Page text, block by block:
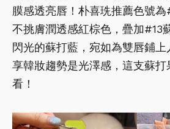
膜感透亮唇！朴喜珗推薦色號
不挑膚潤透感紅棕色，疊加#13
閃光的蘇打藍，宛如為雙唇鋪
享韓妝趨勢是光澤感，這支蘇
看！